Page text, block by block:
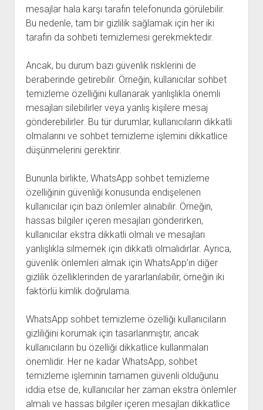
mesajlar hala karşı tarafın telefonunda görülebilir.
Bu nedenle, tam bir gizlilik sağlamak için her iki
tarafın da sohbeti temizlemesi gerekmektedir.
Ancak, bu durum bazı güvenlik risklerini de
beraberinde getirebilir. Örneğin, kullanıcılar sohbet
temizleme özelliğini kullanarak yanlışlıkla önemli
mesajları silebilirler veya yanlış kişilere mesaj
gönderebilirler. Bu tür durumlar, kullanıcıların dikkatli
olmalarını ve sohbet temizleme işlemini dikkatlice
düşünmelerini gerektirir.
Bununla birlikte, WhatsApp sohbet temizleme
özelliğinin güvenliği konusunda endişelenen
kullanıcılar için bazı önlemler alınabilir. Örneğin,
hassas bilgiler içeren mesajları gönderirken,
kullanıcılar ekstra dikkatli olmalı ve mesajları
yanlışlıkla silmemek için dikkatli olmalıdırlar. Ayrıca,
güvenlik önlemleri almak için WhatsApp’ın diğer
gizlilik özelliklerinden de yararlanılabilir, örneğin iki
faktörlü kimlik doğrulama.
WhatsApp sohbet temizleme özelliği kullanıcıların
gizliliğini korumak için tasarlanmıştır, ancak
kullanıcıların bu özelliği dikkatlice kullanmaları
önemlidir. Her ne kadar WhatsApp, sohbet
temizleme işleminin tamamen güvenli olduğunu
iddia etse de, kullanıcılar her zaman ekstra önlemler
almalı ve hassas bilgiler içeren mesajları dikkatlice